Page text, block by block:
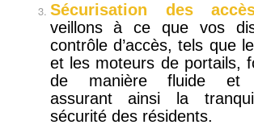
Sécurisation des
veillons à ce que vos
contrôle d’accès, tels que
et les moteurs de portails,
de manière fluide et
assurant ainsi la
sécurité des résidents.